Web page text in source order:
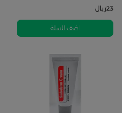
23ريال
اضف للسلة